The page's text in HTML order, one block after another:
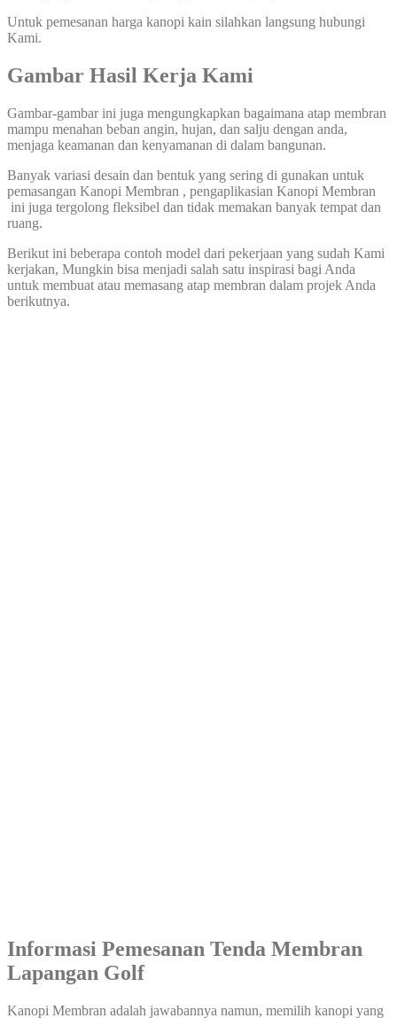
Untuk pemesanan harga kanopi kain silahkan langsung hubungi
Kami.
Gambar Hasil Kerja Kami
Gambar-gambar ini juga mengungkapkan bagaimana atap membran
mampu menahan beban angin, hujan, dan salju dengan anda,
menjaga keamanan dan kenyamanan di dalam bangunan.
Banyak variasi desain dan bentuk yang sering di gunakan untuk
pemasangan Kanopi Membran , pengaplikasian Kanopi Membran
ini juga tergolong fleksibel dan tidak memakan banyak tempat dan
ruang.
Berikut ini beberapa contoh model dari pekerjaan yang sudah Kami
kerjakan, Mungkin bisa menjadi salah satu inspirasi bagi Anda
untuk membuat atau memasang atap membran dalam projek Anda
berikutnya.
Informasi Pemesanan Tenda Membran
Lapangan Golf
Kanopi Membran adalah jawabannya namun, memilih kanopi yang